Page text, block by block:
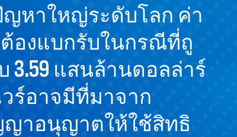
หาใหญ่ระดับโลก ค่า
องแบกรับในกรณีที่ถู
3.59 แสนล้านดอลล่าร์
ร์อาจมีที่มาจาก
าอนุญาตให้ใช้สิทธิ